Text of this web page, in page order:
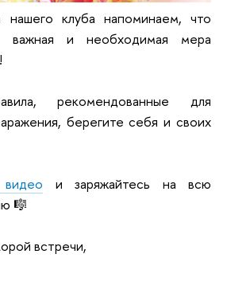
клуба напоминаем, что
и необходимая мера
рекомендованные для
берегите себя и своих
и заряжайтесь на всю
🎼
встречи,